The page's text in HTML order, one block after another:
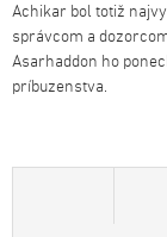
Achikar bol totiž
správcom a
Asarhaddon ho
príbuzenstva.